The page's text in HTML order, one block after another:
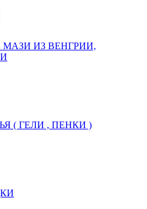
ИЗ ВЕНГРИИ,
( ГЕЛИ , ПЕНКИ )